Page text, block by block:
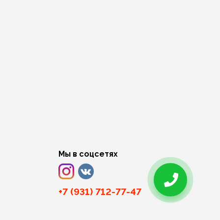
Мы в соцсетях
+7 (931) 712-77-47